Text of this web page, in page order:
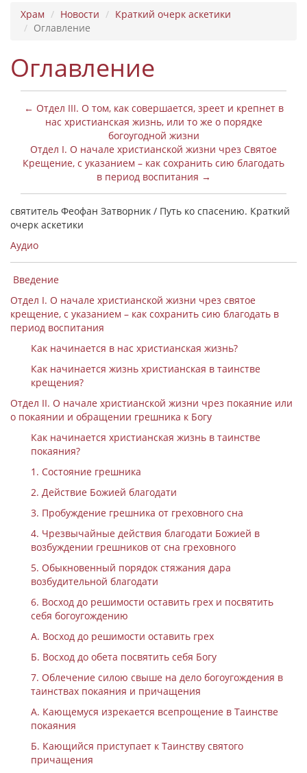
Храм Новости
Краткий очерк аскетики
Оглавление
Оглавление
← Отдел III. О том, как совершается, зреет и крепнет в
нас христианская жизнь, или то же о порядке
богоугодной жизни
Отдел I. О начале христианской жизни чрез Святое
Крещение, с указанием – как сохранить сию благодать
в период воспитания →
святитель Феофан Затворник / Путь ко спасению. Краткий
очерк аскетики
Аудио
Введение
Отдел I. О начале христианской жизни чрез святое
крещение, с указанием – как сохранить сию благодать в
период воспитания
Как начинается в нас христианская жизнь?
Как начинается жизнь христианская в таинстве
крещения?
Отдел II. О начале христианской жизни чрез покаяние или
о покаянии и обращении грешника к Богу
Как начинается христианская жизнь в таинстве
покаяния?
1. Состояние грешника
2. Действие Божией благодати
3. Пробуждение грешника от греховного сна
4. Чрезвычайные действия благодати Божией в
возбуждении грешников от сна греховного
5. Обыкновенный порядок стяжания дара
возбудительной благодати
6. Восход до решимости оставить грех и посвятить
себя богоугождению
А. Восход до решимости оставить грех
Б. Восход до обета посвятить себя Богу
7. Облечение силою свыше на дело богоугождения в
таинствах покаяния и причащения
А. Кающемуся изрекается всепрощение в Таинстве
покаяния
Б. Кающийся приступает к Таинству святого
причащения